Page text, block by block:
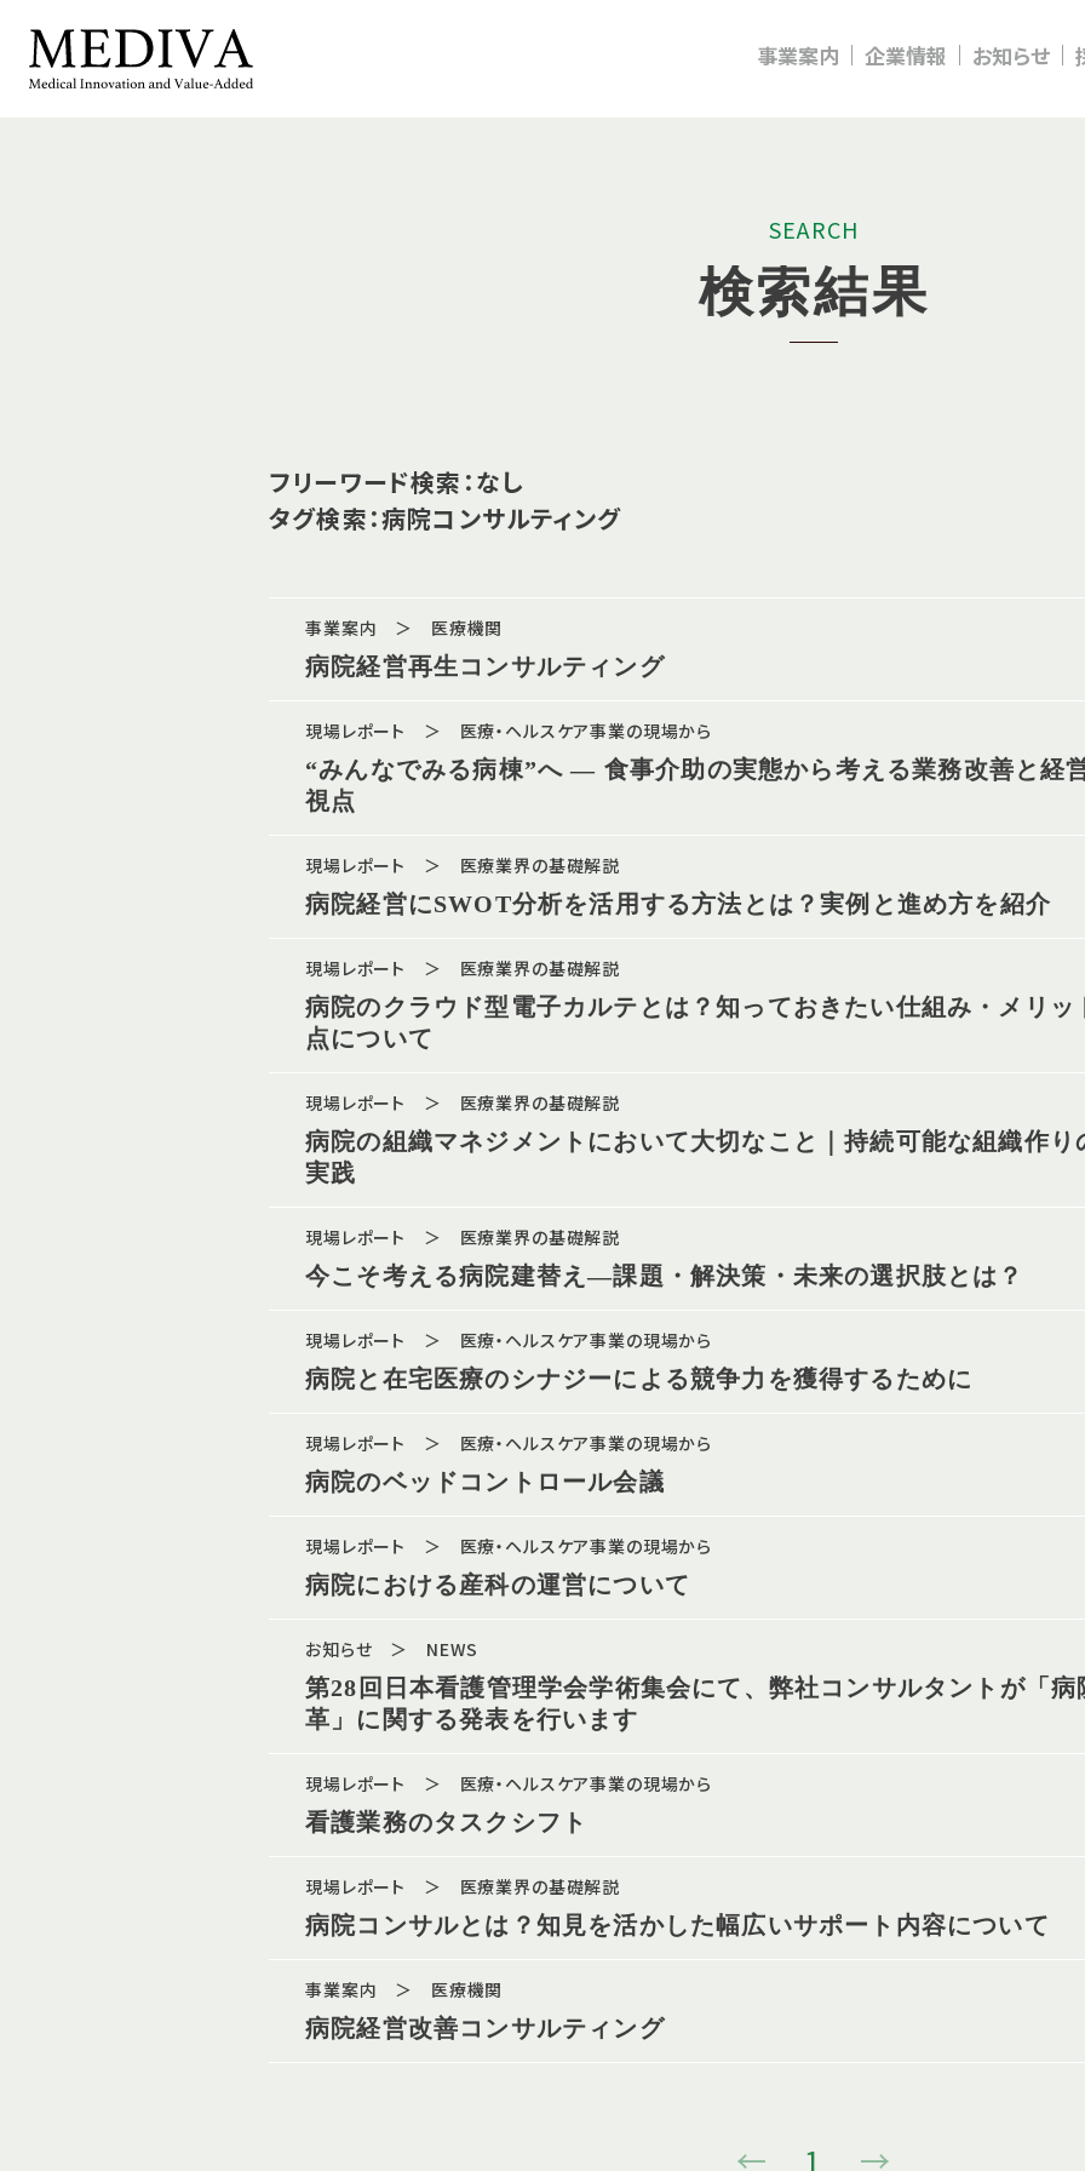
事業案内 企業情報 お知らせ
SEARCH
検索結果
フリーワード検索：なし
タグ検索：病院コンサルティング
事業案内 ＞ 医療機関
病院経営再生コンサルティング
現場レポート ＞ 医療・ヘルスケア事業の現場から
“みんなでみる病棟”へ ― 食事介助の実態から考える業務改善と経
視点
現場レポート ＞ 医療業界の基礎解説
病院経営にSWOT分析を活用する方法とは？実例と進め方を紹介
現場レポート ＞ 医療業界の基礎解説
病院のクラウド型電子カルテとは？知っておきたい仕組み・メリッ
点について
現場レポート ＞ 医療業界の基礎解説
病院の組織マネジメントにおいて大切なこと｜持続可能な組織作り
実践
現場レポート ＞ 医療業界の基礎解説
今こそ考える病院建替え—課題・解決策・未来の選択肢とは？
現場レポート ＞ 医療・ヘルスケア事業の現場から
病院と在宅医療のシナジーによる競争力を獲得するために
現場レポート ＞ 医療・ヘルスケア事業の現場から
病院のベッドコントロール会議
現場レポート ＞ 医療・ヘルスケア事業の現場から
病院における産科の運営について
お知らせ ＞ NEWS
第28回日本看護管理学会学術集会にて、弊社コンサルタントが「病
革」に関する発表を行います
現場レポート ＞ 医療・ヘルスケア事業の現場から
看護業務のタスクシフト
現場レポート ＞ 医療業界の基礎解説
病院コンサルとは？知見を活かした幅広いサポート内容について
事業案内 ＞ 医療機関
病院経営改善コンサルティング
← 1 →